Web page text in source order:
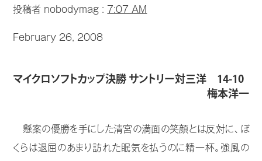
投稿者 nobodymag : 7:07 AM
February 26, 2008
マイクロソフトカップ決勝 サントリー対三洋 14-10
梅本洋一
懸案の優勝を手にした清宮の満面の笑顔とは反対に、ぼ
くらは退屈のあまり訪れた眠気を払うのに精一杯。強風の